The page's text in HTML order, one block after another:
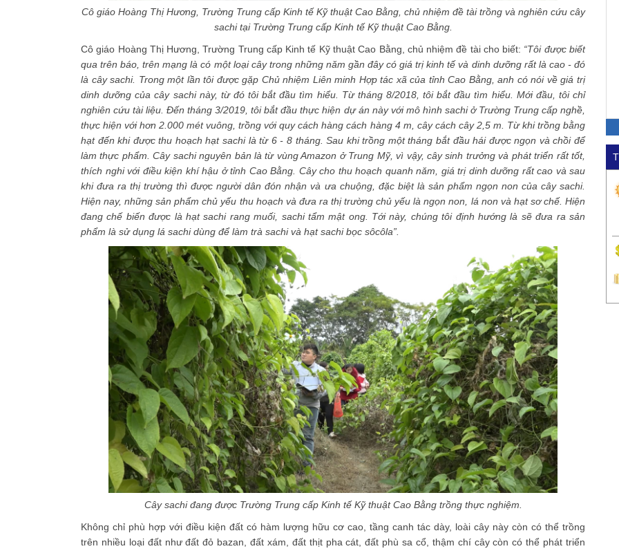
Cô giáo Hoàng Thị Hương, Trường Trung cấp Kinh tế Kỹ thuật Cao Bằng, chủ nhiệm đề tàitrồng và nghiên cứu cây
sachi tại Trường Trung cấp Kinh tế Kỹ thuật Cao Bằng.
Cô giáo Hoàng Thị Hương, Trường Trung cấp Kinh tế Kỹ thuật Cao Bằng, chủ nhiệm đề tài cho biết: “Tôi được biết
qua trên báo, trên mạng là có một loại cây trong những năm gần đây có giá trị kinh tế và dinh dưỡng rất là cao - đó
là cây sachi. Trong một lần tôi được gặp Chủ nhiệm Liên minh Hợp tác xã của tỉnh Cao Bằng, anh có nói về giá trị
dinh dưỡng của cây sachi này, từ đó tôi bắt đầu tìm hiểu. Từ tháng 8/2018, tôi bắt đầu tìm hiểu. Mới đầu, tôi chỉ
nghiên cứu tài liệu. Đến tháng 3/2019, tôi bắt đầu thực hiện dự án này với mô hình sachi ở Trường Trung cấp nghề,
thực hiện với hơn 2.000 mét vuông, trồng với quy cách hàng cách hàng 4 m, cây cách cây 2,5 m. Từ khi trồng bằng
hạt đến khi được thu hoạch hạt sachi là từ 6 - 8 tháng. Sau khi trồng một tháng bắt đầu hái được ngọn và chồi để
làm thực phẩm. Cây sachi nguyên bản là từ vùng Amazon ở Trung Mỹ, vì vậy, cây sinh trưởng và phát triển rất tốt,
thích nghi với điều kiện khí hậu ở tỉnh Cao Bằng. Cây cho thu hoạch quanh năm, giá trị dinh dưỡng rất cao và sau
khi đưa ra thị trường thì được người dân đón nhận và ưa chuộng, đặc biệt là sản phẩm ngọn non của cây sachi.
Hiện nay, những sản phẩm chủ yếu thu hoạch và đưa ra thị trường chủ yếu là ngọn non, lá non và hạt sơ chế. Hiện
đang chế biến được là hạt sachi rang muối, sachi tẩm mật ong. Tới này, chúng tôi định hướng là sẽ đưa ra sản
phẩm là sử dụng lá sachi dùng để làm trà sachi và hạt sachi bọc sôcôla”.
Cây sachi đang được Trường Trung cấp Kinh tế Kỹ thuật Cao Bằng trồng thực nghiệm.
Không chỉ phù hợp với điều kiện đất có hàm lượng hữu cơ cao, tầng canh tác dày, loài cây này còn có thể trồng
trên nhiều loại đất như đất đỏ bazan, đất xám, đất thịt pha cát, đất phù sa cổ, thậm chí cây còn có thể phát triển